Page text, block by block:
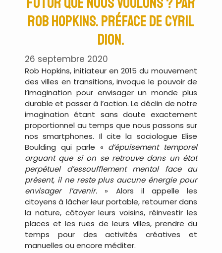
Rob Hopkins. Préface de Cyril
Dion.
26 septembre 2020
Rob Hopkins, initiateur en 2015 du mouvement
des villes en transitions, invoque le pouvoir de
l’imagination pour envisager un monde plus
durable et passer à l’action. Le déclin de notre
imagination étant sans doute exactement
proportionnel au temps que nous passons sur
nos smartphones. Il cite la sociologue Elise
Boulding qui parle « d’épuisement temporel
arguant que si on se retrouve dans un état
perpétuel d’essoufflement mental face au
présent, il ne reste plus aucune énergie pour
envisager l’avenir. » Alors il appelle les
citoyens à lâcher leur portable, retourner dans
la nature, côtoyer leurs voisins, réinvestir les
places et les rues de leurs villes, prendre du
temps pour des activités créatives et
manuelles ou encore méditer.